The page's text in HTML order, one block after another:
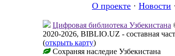
О проекте · Новости ·
Цифровая библиотека Узбекистана
2020-2026, BIBLIO.UZ - составная
(открыть карту)
Сохраняя наследие Узбекистана